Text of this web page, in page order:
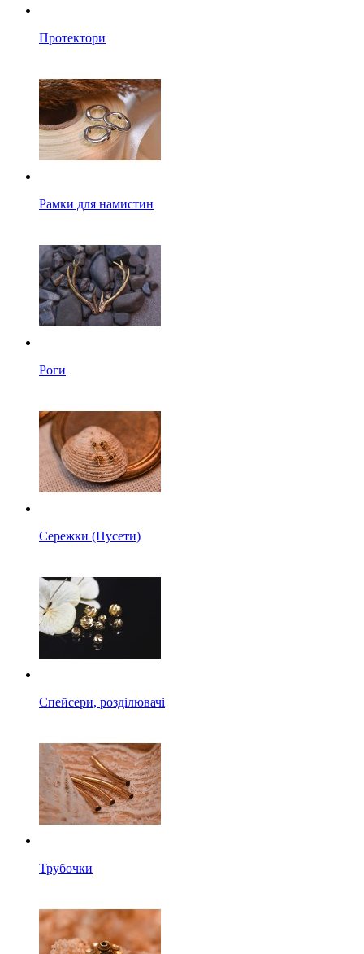
Протектори
Рамки для намистин
Роги
Сережки (Пусети)
Спейсери, розділювачі
Трубочки